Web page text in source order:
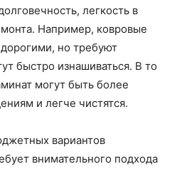
легкость в
Например, ковровые
но требуют
быстро изнашиваться. В то
могут быть более
и легче чистятся.
вариантов
внимательного подхода